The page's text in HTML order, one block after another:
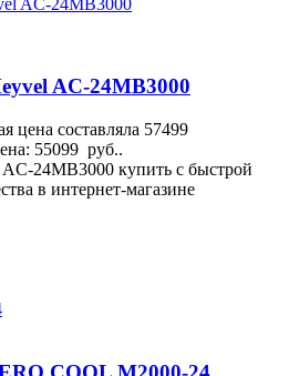
AC-24MB3000
цена составляла 57499
55099 руб..
24MB3000 купить с быстрой
в интернет-магазине